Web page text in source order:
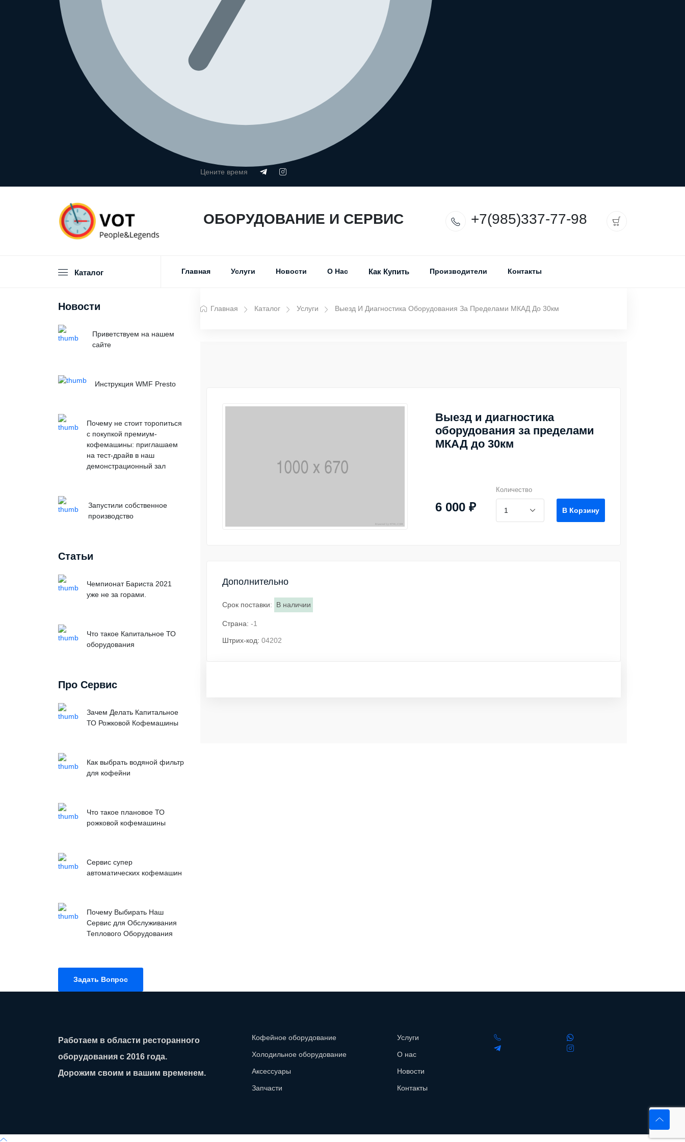
Цените время
ОБОРУДОВАНИЕ И СЕРВИС +7(985)337-77-98
Каталог Главная Услуги Новости О Нас Как Купить Производители Контакты
Новости
Приветствуем на нашем
сайте
Инструкция WMF Presto
Почему не стоит торопиться
с покупкой премиум-
кофемашины: приглашаем
на тест-драйв в наш
демонстрационный зал
Запустили собственное
производство
Статьи
Чемпионат Бариста 2021
уже не за горами.
Что такое Капитальное ТО
оборудования
Про Сервис
Зачем Делать Капитальное
ТО Рожковой Кофемашины
Как выбрать водяной фильтр
для кофейни
Что такое плановое ТО
рожковой кофемашины
Сервис супер
автоматических кофемашин
Почему Выбирать Наш
Сервис для Обслуживания
Теплового Оборудования
Задать Вопрос
Главная Каталог Услуги Выезд И Диагностика Оборудования За Пределами МКАД До 30км
Выезд и диагностика
оборудования за пределами
МКАД до 30км
6 000 ₽
Количество
В Корзину
Дополнительно
Срок поставки: В наличии
Страна: -1
Штрих-код: 04202
Работаем в области ресторанного
оборудования с 2016 года.
Дорожим своим и вашим временем.
Кофейное оборудование
Холодильное оборудование
Аксессуары
Запчасти
Услуги
О нас
Новости
Контакты